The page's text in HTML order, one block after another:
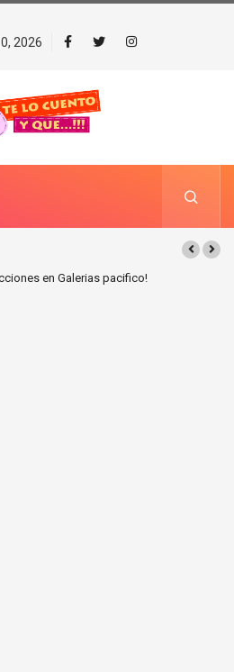
2026
“BANDANA” 25 años! Nostalgia y